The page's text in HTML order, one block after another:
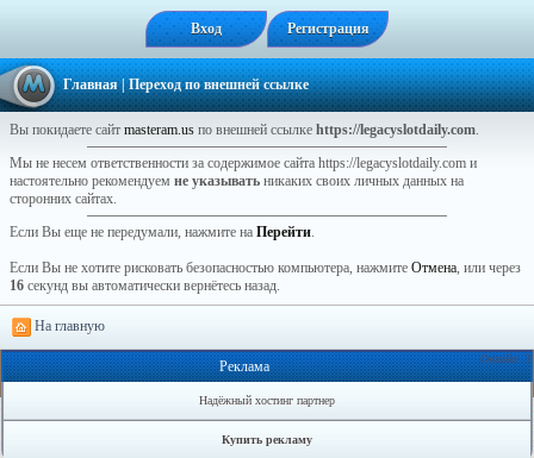
Вход Регистрация
Главная| Переход по внешней ссылке
Вы покидаете сайт masteram.us по внешней ссылке https://legacyslotdaily.com.
Мы не несем ответственности за содержимое сайта https://legacyslotdaily.com и
настоятельно рекомендуем не указывать никаких своих личных данных на
сторонних сайтах.
Если Вы еще не передумали, нажмите на Перейти.
Если Вы не хотите рисковать безопасностью компьютера, нажмите Отмена, или через
16 секунд вы автоматически вернётесь назад.
На главную
Онлайн: 3
Реклама
Надёжный хостинг партнер
Купить рекламу